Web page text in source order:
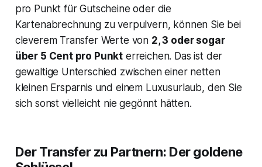
pro Punkt für Gutscheine oder die
Kartenabrechnung zu verpulvern, können Sie bei
cleverem Transfer Werte von 2, 3 oder sogar
über 5 Cent pro Punkt erreichen. Das ist der
gewaltige Unterschied zwischen einer netten
kleinen Ersparnis und einem Luxusurlaub, den Sie
sich sonst vielleicht nie gegönnt hätten.
Der Transfer zu Partnern: Der goldene